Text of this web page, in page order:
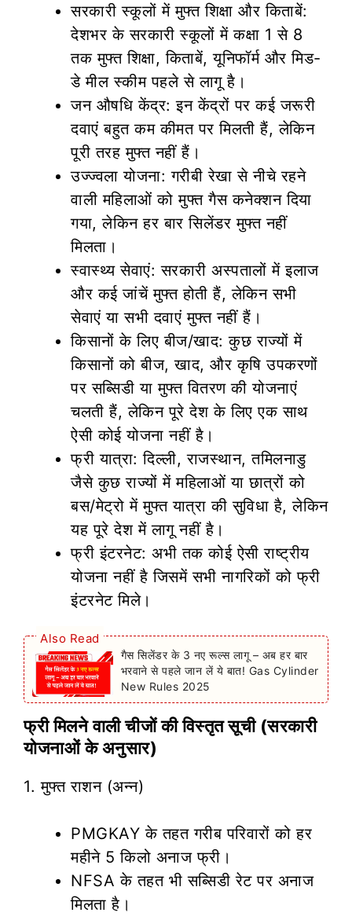
सरकारी स्कूलों में मुफ्त शिक्षा और किताबें:
देशभर के सरकारी स्कूलों में कक्षा 1 से 8
तक मुफ्त शिक्षा, किताबें, यूनिफॉर्म और मिड-
डे मील स्कीम पहले से लागू है।
जन औषधि केंद्र: इन केंद्रों पर कई जरूरी
दवाएं बहुत कम कीमत पर मिलती हैं, लेकिन
पूरी तरह मुफ्त नहीं हैं।
उज्ज्वला योजना: गरीबी रेखा से नीचे रहने
वाली महिलाओं को मुफ्त गैस कनेक्शन दिया
गया, लेकिन हर बार सिलेंडर मुफ्त नहीं
मिलता।
स्वास्थ्य सेवाएं: सरकारी अस्पतालों में इलाज
और कई जांचें मुफ्त होती हैं, लेकिन सभी
सेवाएं या सभी दवाएं मुफ्त नहीं हैं।
किसानों के लिए बीज/खाद: कुछ राज्यों में
किसानों को बीज, खाद, और कृषि उपकरणों
पर सब्सिडी या मुफ्त वितरण की योजनाएं
चलती हैं, लेकिन पूरे देश के लिए एक साथ
ऐसी कोई योजना नहीं है।
फ्री यात्रा: दिल्ली, राजस्थान, तमिलनाडु
जैसे कुछ राज्यों में महिलाओं या छात्रों को
बस/मेट्रो में मुफ्त यात्रा की सुविधा है, लेकिन
यह पूरे देश में लागू नहीं है।
फ्री इंटरनेट: अभी तक कोई ऐसी राष्ट्रीय
योजना नहीं है जिसमें सभी नागरिकों को फ्री
इंटरनेट मिले।
Also Read
गैस सिलेंडर के 3 नए रूल्स लागू – अब हर बार
भरवाने से पहले जान लें ये बात! Gas Cylinder
New Rules 2025
फ्री मिलने वाली चीजों की विस्तृत सूची (सरकारी
योजनाओं के अनुसार)
1. मुफ्त राशन (अन्न)
PMGKAY के तहत गरीब परिवारों को हर
महीने 5 किलो अनाज फ्री।
NFSA के तहत भी सब्सिडी रेट पर अनाज
मिलता है।